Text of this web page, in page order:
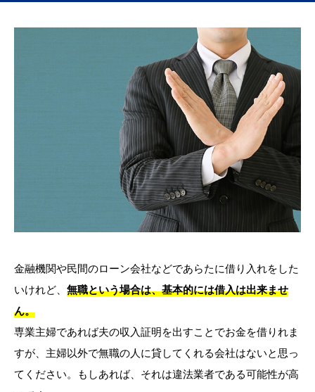
金融機関や民間のローン会社などであらたに借り入れをした
いけれど、 無職という場合は、基本的には借入は出来ませ
ん。
専業主婦であれば夫の収入証明を出すことでお金を借りれま
すが、主婦以外で無職の人に貸してくれる会社はないと思っ
てください。もしあれば、それは違法業者である可能性が高